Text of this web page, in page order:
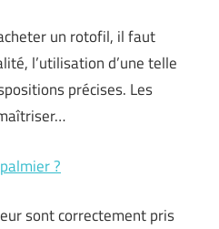
un rotofil, il faut
l’utilisation d’une telle
précises. Les
?
sont correctement pris